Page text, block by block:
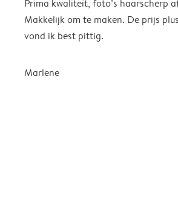
Prima kwaliteit, foto’s haarscherp
Makkelijk om te maken. De prijs
vond ik best pittig.
Marlene